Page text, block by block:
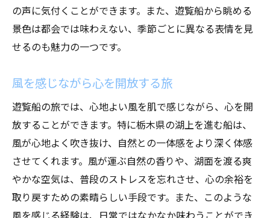
の声に気付くことができます。また、遊覧船から眺める
景色は都会では味わえない、季節ごとに異なる表情を見
せるのも魅力の一つです。
風を感じながら心を開放する旅
遊覧船の旅では、心地よい風を肌で感じながら、心を開
放することができます。特に栃木県の湖上を進む船は、
風が心地よく吹き抜け、自然との一体感をより深く体感
させてくれます。風が運ぶ自然の香りや、湖面を渡る爽
やかな空気は、普段のストレスを忘れさせ、心の余裕を
取り戻すための素晴らしい手段です。また、このような
風を感じる経験は、日常ではなかなか味わうことができ